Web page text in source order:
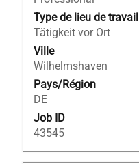
Type de lieu de travail
Tätigkeit vor Ort
Ville
Wilhelmshaven
Pays/Région
DE
Job ID
43545
tout
le
contenu
des
informations
d’emploi.